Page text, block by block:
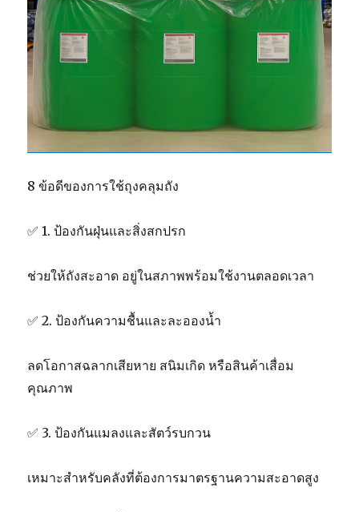
8 ข้อดีของการใช้ถุงคลุมถัง
✅ 1. ป้องกันฝุ่นและสิ่งสกปรก
ช่วยให้ถังสะอาด อยู่ในสภาพพร้อมใช้งานตลอดเวลา
✅ 2. ป้องกันความชื้นและละอองน้ำ
ลดโอกาสฉลากเสียหาย สนิมเกิด หรือสินค้าเสื่อม
คุณภาพ
✅ 3. ป้องกันแมลงและสัตว์รบกวน
เหมาะสำหรับคลังที่ต้องการมาตรฐานความสะอาดสูง